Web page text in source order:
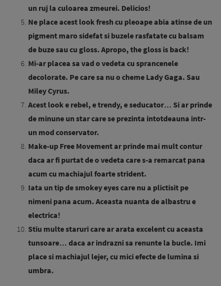
un ruj la culoarea zmeurei. Delicios!
Ne place acest look fresh cu pleoape abia atinse de un
pigment maro sidefat si buzele rasfatate cu balsam
de buze sau cu gloss. Apropo, the gloss is back!
Mi-ar placea sa vad o vedeta cu sprancenele
decolorate. Pe care sa nu o cheme Lady Gaga. Sau
Miley Cyrus.
Acest look e rebel, e trendy, e seducator… Si ar prinde
de minune un star care se prezinta intotdeauna intr-
un mod conservator.
Make-up Free Movement ar prinde mai mult contur
daca ar fi purtat de o vedeta care s-a remarcat pana
acum cu machiajul foarte strident.
Iata un tip de smokey eyes care nu a plictisit pe
nimeni pana acum. Aceasta nuanta de albastru e
electrica!
Stiu multe staruri care ar arata excelent cu aceasta
tunsoare… daca ar indrazni sa renunte la bucle. Imi
place si machiajul lejer, cu mici efecte de lumina si
umbra.